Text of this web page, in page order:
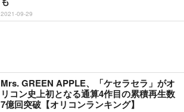
2021-09-29
Mrs. GREEN APPLE、「ケセラセラ」がオ
リコン史上初となる通算4作目の累積再生数
7億回突破【オリコンランキング】